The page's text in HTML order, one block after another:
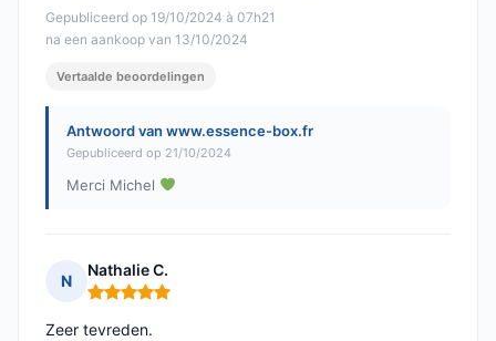
Gepubliceerd op 19/10/2024 à 07h21
na een aankoop van 13/10/2024
Vertaalde beoordelingen
Antwoord van www.essence-box.fr
Gepubliceerd op 21/10/2024
Merci Michel
N
Nathalie C.
Opmerking: 5 van 5
Zeer tevreden.